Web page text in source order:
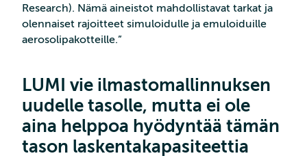
Research). Nämä aineistot mahdollistavat tarkat ja
olennaiset rajoitteet simuloidulle ja emuloiduille
aerosolipakotteille.”
LUMI vie ilmastomallinnuksen
uudelle tasolle, mutta ei ole
aina helppoa hyödyntää tämän
tason laskentakapasiteettia